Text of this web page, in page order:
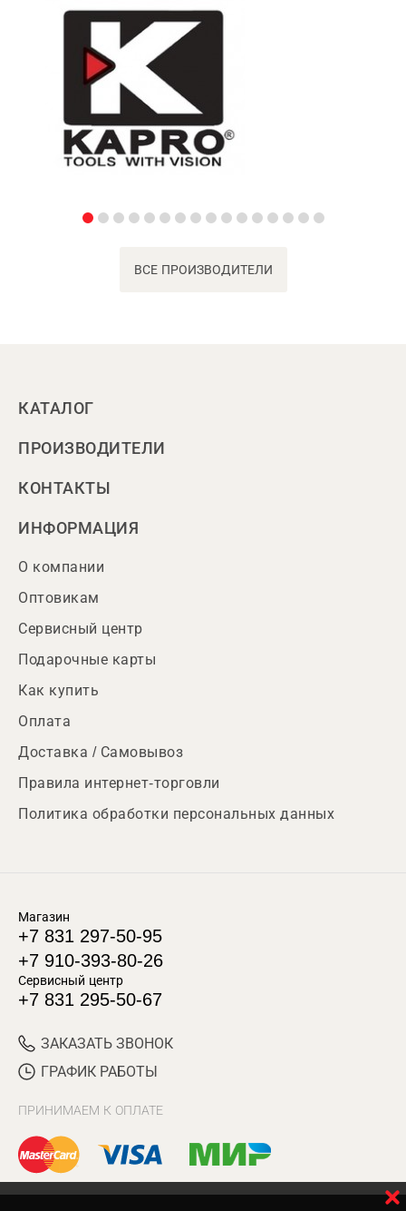
ВСЕ ПРОИЗВОДИТЕЛИ
КАТАЛОГ
ПРОИЗВОДИТЕЛИ
КОНТАКТЫ
ИНФОРМАЦИЯ
О компании
Оптовикам
Сервисный центр
Подарочные карты
Как купить
Оплата
Доставка / Самовывоз
Правила интернет-торговли
Политика обработки персональных данных
Магазин
+7 831 297-50-95
+7 910-393-80-26
Сервисный центр
+7 831 295-50-67
ЗАКАЗАТЬ ЗВОНОК
ГРАФИК РАБОТЫ
ПРИНИМАЕМ К ОПЛАТЕ